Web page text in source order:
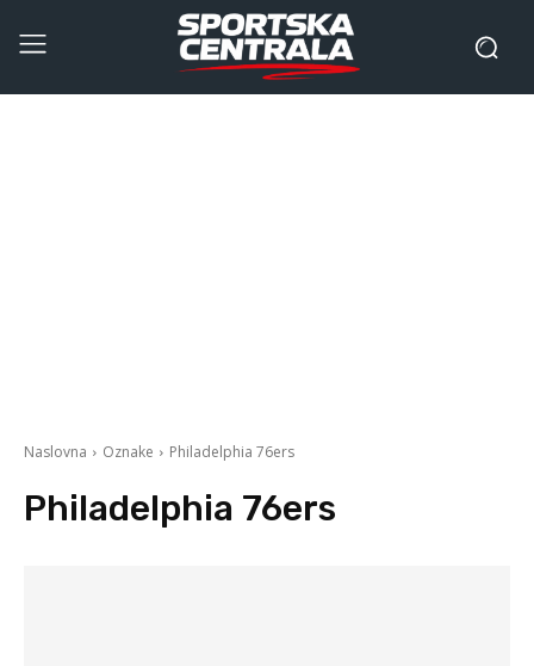
Naslovna Oznake Philadelphia 76ers
Philadelphia 76ers